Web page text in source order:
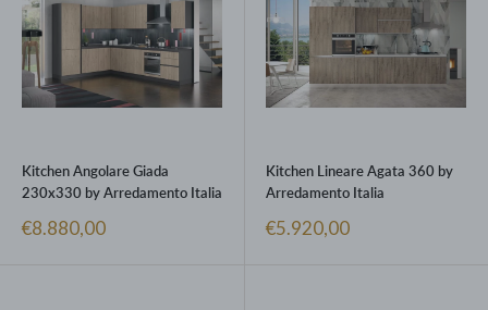
Kitchen Angolare Giada
230x330 by Arredamento Italia
Prezzo
€8.880,00
Kitchen Lineare Agata 360 by
Arredamento Italia
Prezzo
€5.920,00